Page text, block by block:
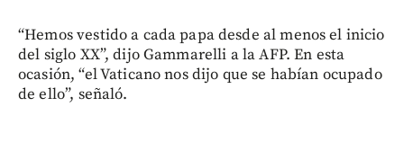
“Hemos vestido a cada papa desde al menos el inicio
del siglo XX”, dijo Gammarelli a la AFP. En esta
ocasión, “el Vaticano nos dijo que se habían ocupado
de ello”, señaló.